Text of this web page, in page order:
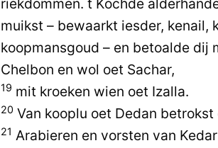
riekdommen. t Kochde
muikst – bewaarkt iesder, kenail,
koopmansgoud – en betoalde dij
Chelbon en wol oet Sachar,
19 mit kroeken wien oet Izalla.
20 Van kooplu oet Dedan
21 Arabieren en vorsten van